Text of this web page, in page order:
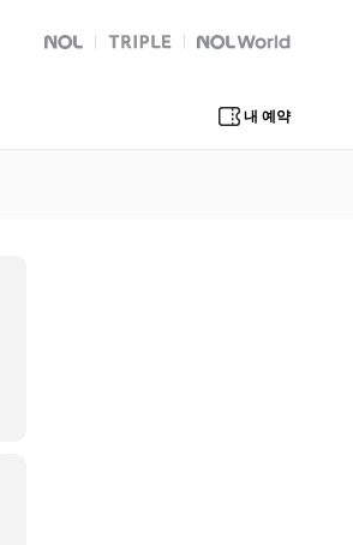
NOL
트리플 Global Interpark
내 예약